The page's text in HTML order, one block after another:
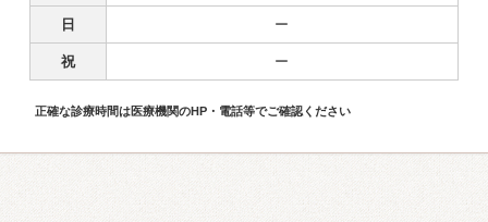
日 ー
祝 ー
正確な診療時間は医療機関のHP・電話等でご確認ください